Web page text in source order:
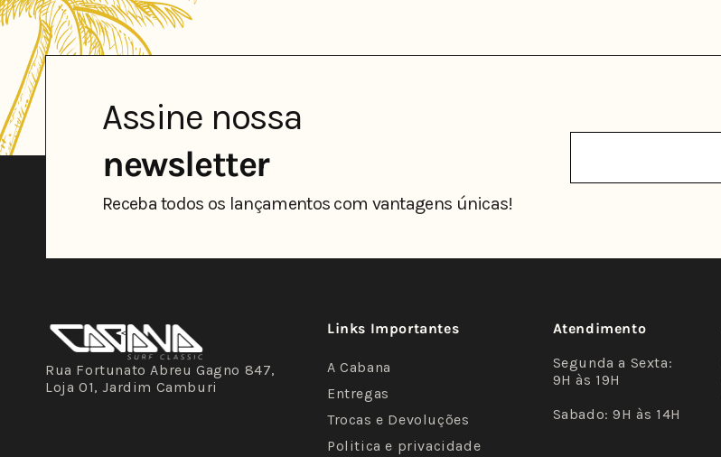
Assine nossa
newsletter
Receba todos os lançamentos com vantagens únicas!
Rua Fortunato Abreu Gagno 847,
Loja 01, Jardim Camburi
Links Importantes
A Cabana
Entregas
Trocas e Devoluções
Politica e privacidade
Atendimento
Segunda a Sexta:
9H às 19H
Sabado: 9H às 14H